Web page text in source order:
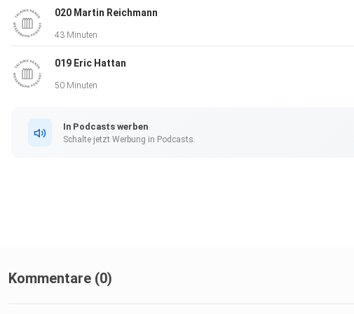
020 Martin Reichmann
43 Minuten
019 Eric Hattan
50 Minuten
In Podcasts werben
Schalte jetzt Werbung in Podcasts.
Kommentare (0)